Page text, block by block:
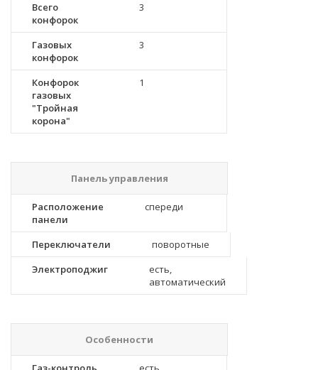
Всего
конфорок
3
Газовых
конфорок
3
Конфорок
газовых
"Тройная
корона"
1
Панель управления
Расположение
панели
спереди
Переключатели
поворотные
Электроподжиг
есть,
автоматический
Особенности